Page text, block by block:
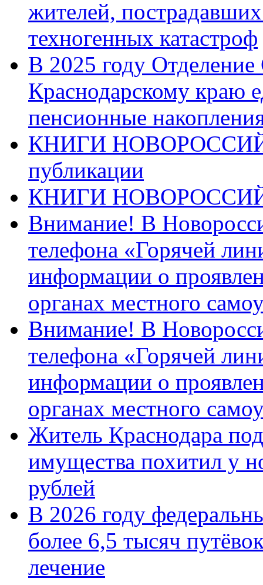
жителей,
техногенных катастроф
В 2025 году
Краснодарскому краю
пенсионные
КНИГИ
публикации
КНИГИ
Внимание! В
телефона «Горячей
информации о
органах местного
Внимание! В
телефона «Горячей
информации о
органах местного
Житель Краснодара
имущества похитил у
рублей
В 2026 году
более 6,5 тысяч
лечение